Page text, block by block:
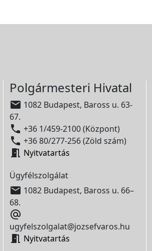
Polgármesteri Hivatal
 1082 Budapest, Baross u. 63-
67.
 +36 1/459-2100 (Központ)
 +36 80/277-256 (Zöld szám)
 Nyitvatartás
Ügyfélszolgálat
 1082 Budapest, Baross u. 66–
68.

ugyfelszolgalat@jozsefvaros.hu
 Nyitvatartás